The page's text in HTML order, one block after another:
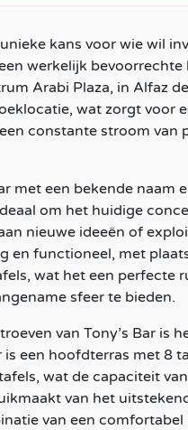
kans voor wie wil
werkelijk bevoorrechte
Arabi Plaza, in Alfaz
wat zorgt voor
constante stroom van
met een bekende naam
om het huidige
nieuwe ideeën of
en functioneel, met
wat het een perfecte
sfeer te bieden.
van Tony’s Bar is
is een hoofdterras met 8
wat de capaciteit
van het
van een